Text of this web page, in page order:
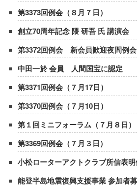
第3373回例会（８月７日）
創立70周年記念 隈 研吾 氏 講演会
第3372回例会 新会員歓迎夜間例会
中田一於 会員 人間国宝に認定
第3371回例会（７月17日）
第3370回例会（７月10日）
第１回ミニフォーラム（７月８日）
第3369回例会（７月３日）
小松ローターアクトクラブ所信表明
能登半島地震復興支援事業 参加者